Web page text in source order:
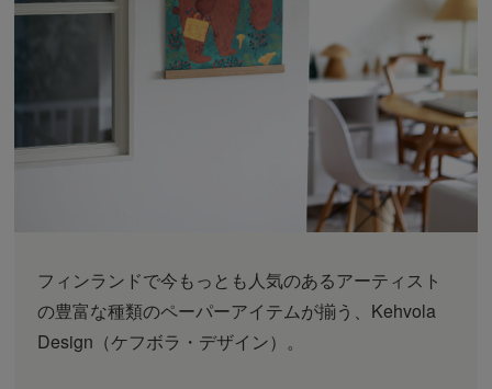
フィンランドで今もっとも人気のあるアーティスト
の豊富な種類のペーパーアイテムが揃う、Kehvola
Design（ケフボラ・デザイン）。